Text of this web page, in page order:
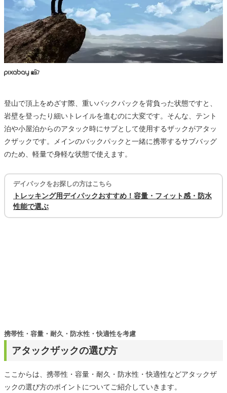
登山で頂上をめざす際、重いバックパックを背負った状態ですと、
岩壁を登ったり細いトレイルを進むのに大変です。そんな、テント
泊や小屋泊からのアタック時にサブとして使用するザックがアタッ
クザックです。メインのバックパックと一緒に携帯するサブバッグ
のため、軽量で身軽な状態で使えます。
デイパックをお探しの方はこちら
トレッキング用デイパックおすすめ！容量・フィット感・防水
性能で選ぶ
アタックザックの選び方
携帯性・容量・耐久・防水性・快適性を考慮
ここからは、携帯性・容量・耐久・防水性・快適性などアタックザ
ックの選び方のポイントについてご紹介していきます。